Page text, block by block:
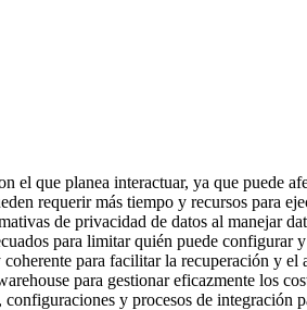
el que planea interactuar, ya que puede
requerir más tiempo y recursos para
de privacidad de datos al manejar
para limitar quién puede
para facilitar la recuperación y el
para gestionar eficazmente los
y procesos de